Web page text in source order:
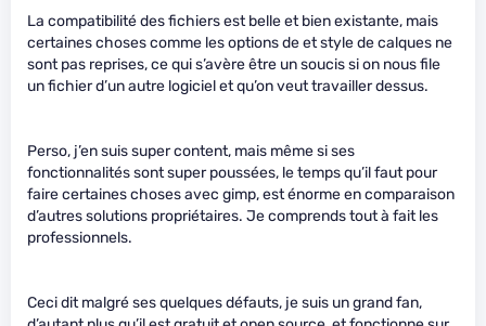
La compatibilité des fichiers est belle et bien existante, mais
certaines choses comme les options de et style de calques ne
sont pas reprises, ce qui s’avère être un soucis si on nous file
un fichier d’un autre logiciel et qu’on veut travailler dessus.
Perso, j’en suis super content, mais même si ses
fonctionnalités sont super poussées, le temps qu’il faut pour
faire certaines choses avec gimp, est énorme en comparaison
d’autres solutions propriétaires. Je comprends tout à fait les
professionnels.
Ceci dit malgré ses quelques défauts, je suis un grand fan,